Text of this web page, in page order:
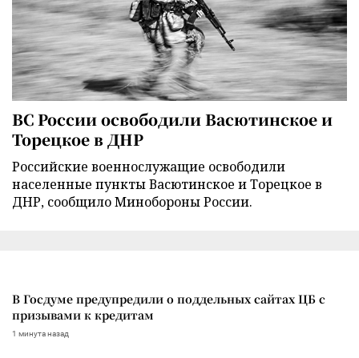
ВС России освободили Васютинское и
Торецкое в ДНР
Российские военнослужащие освободили
населенные пункты Васютинское и Торецкое в
ДНР, сообщило Минобороны России.
В Госдуме предупредили о поддельных сайтах ЦБ с
призывами к кредитам
1 минута назад